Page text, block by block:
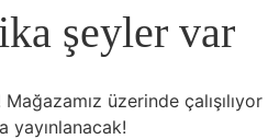
şeyler var
üzerinde çalışılıyor
yayınlanacak!